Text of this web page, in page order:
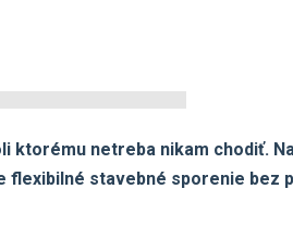
ktorému netreba nikam chodiť.
flexibilné stavebné sporenie bez